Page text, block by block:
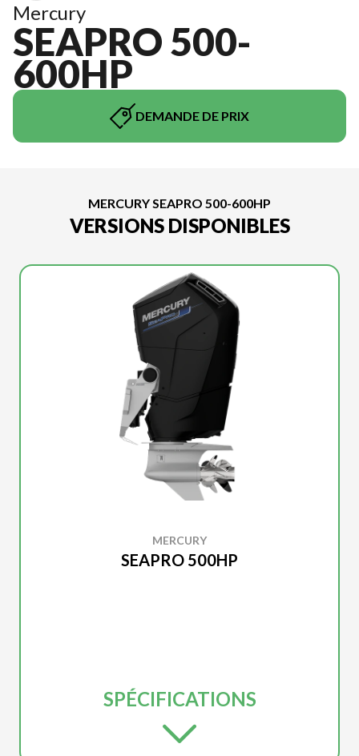
Mercury
SEAPRO 500-
600HP
DEMANDE DE PRIX
MERCURY SEAPRO 500-600HP
VERSIONS DISPONIBLES
MERCURY
SEAPRO 500HP
SPÉCIFICATIONS